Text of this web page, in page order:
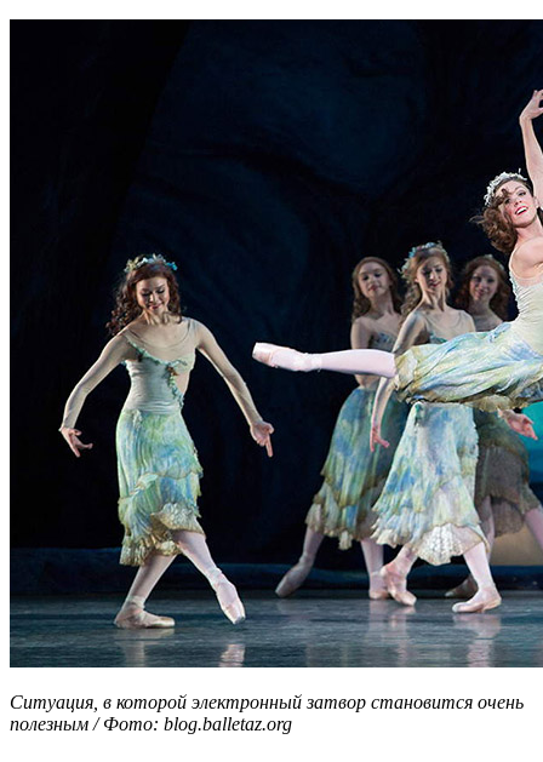
Ситуация, в которой электронный затвор становится очень
полезным / Фото: blog.balletaz.org